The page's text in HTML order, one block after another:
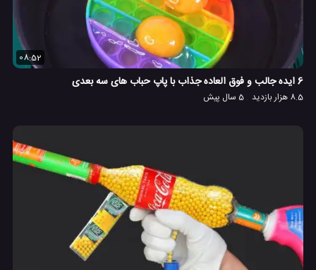
08:52
6 ایده جالب و فوق العاده جذاب با پاپ حباب های سه بعدی
8.5 هزار بازدید 5 سال پیش